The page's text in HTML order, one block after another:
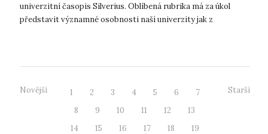
univerzitní časopis Silverius. Oblíbená rubrika má za úkol
představit významné osobnosti naší univerzity jak z
Novější 1 2 3 4 5 6
7
8
9 10 11 12
13
14
15 16 17 18
19
Starší